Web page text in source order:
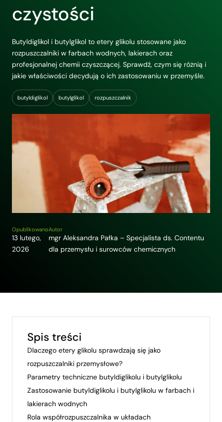
czystości
Butyldiglikol i butylglikol to etery glikolu stosowane jako
rozpuszczalniki w farbach wodnych, lakierach oraz
profesjonalnej chemii czyszczącej. Sprawdź, czym się różnią i
jakie właściwości decydują o ich zastosowaniu w przemyśle.
butyldiglikol butylglikol rozpuszczalnik
Opublikowano
13 lutego,
2026
Autor
mgr Aleksandra Pałka – Specjalista ds. Contentu
dla przemysłu i surowców chemicznych
Spis treści
Dlaczego etery glikolu sprawdzają się jako
rozpuszczalniki przemysłowe?
Parametry techniczne butyldiglikolu i butylglikolu
Zastosowanie butyldiglikolu i butylglikolu w farbach i
lakierach wodnych
Rola współrozpuszczalnika w układach